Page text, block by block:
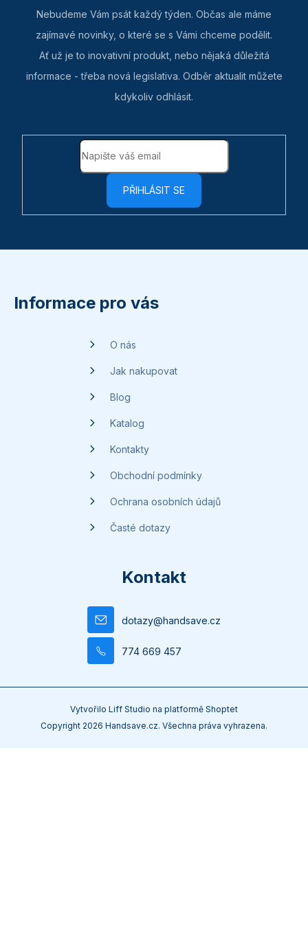
Nebudeme Vám psát každý týden. Občas ale máme
zajímavé novinky, o které se s Vámi chceme podělit.
Ať už je to inovativní produkt, nebo nějaká důležitá
informace - třeba nová legislativa. Odběr aktualit můžete
kdykoliv odhlásit.
PŘIHLÁSIT SE
Informace pro vás
O nás
Jak nakupovat
Blog
Katalog
Kontakty
Obchodní podmínky
Ochrana osobních údajů
Časté dotazy
Kontakt
dotazy@handsave.cz
774 669 457
Vytvořilo Liff Studio na platformě Shoptet
Copyright 2026 Handsave.cz. Všechna práva vyhrazena.